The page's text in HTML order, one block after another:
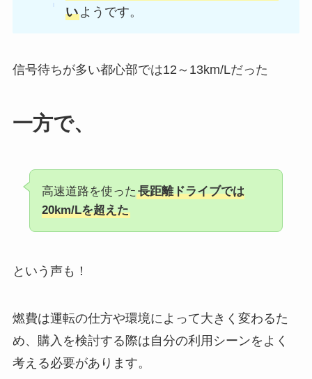
いようです。
信号待ちが多い都心部では12～13km/Lだった
一方で、
高速道路を使った 長距離ドライブでは
20km/Lを超えた
という声も！
燃費は運転の仕方や環境によって大きく変わるた
め、購入を検討する際は自分の利用シーンをよく
考える必要があります。